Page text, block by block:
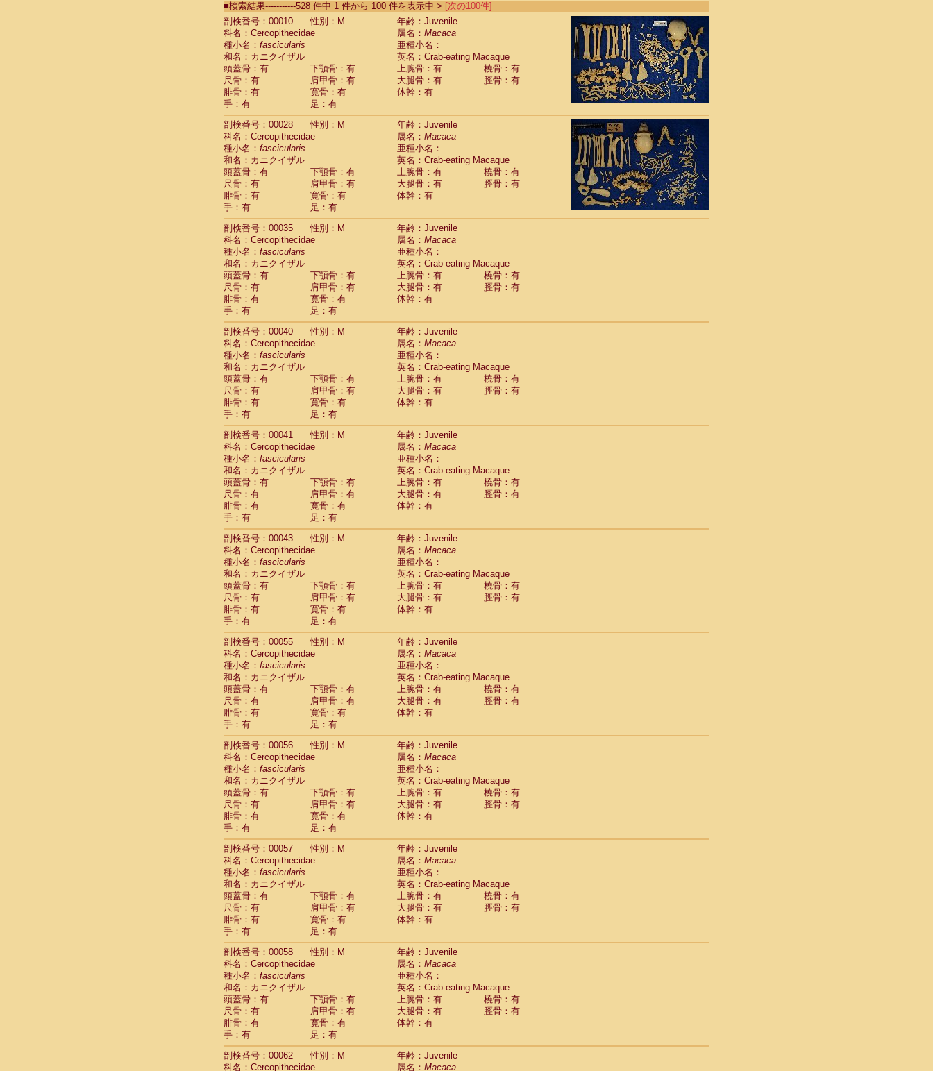
CebidaeSaguinus labiatus(0)
Cebidae Saguinus leucopus (4)
CebidaeSaguinus midas
CebidaeSaguinus mystax
CebidaeSaguinus nigricollis (13)
Cebidae Saguinus oedipus
Cebidae Saguinus weddelli
Cebidae Saguinusspp.
Cebidae Aotus trivirgatus
Cebidae Cebus albifrons
CebidaeCebus apella
CebidaeCebus capucinus
CebidaeCebus nigrivittatus
Cebidae Cebusspp.(0)
Cebidae Saimiri boliviensis
Cebidae Saimiri sciureus
Atelidae Alouatta caraya
AtelidaeAlouatta fusca
AtelidaeAlouatta seniculus
AtelidaeAlouatta
AtelidaeAteles belzebuth
Atelidae Ateles geoffroyi
Atelidae Ateles paniscus
Atelidae Atelesspp.
Atelidae Lagothrix lagothricha
AtelidaeLagothrix lagothricha cana(0)
Pitheciidae Cacajao calvus rubicundus(1)
PitheciidaeCallicebus cupreus(0)
Pitheciidae Callicebus donacophilus(0)
Pitheciidae Callicebus moloch(0)
Pitheciidae Callicebus torquatus(0)
Pitheciidae Callicebus
Pitheciidae Chiropotes satanas
Pitheciidae Pithecia monachus
Pitheciidae Pithecia pithecia (0)
Cercopithecidae Cercocebus agilis (0)
Cercopithecidae Cercocebus galeritus chrysogaster
Cercopithecidae Cercocebus torquatus atys(0)
CercopithecidaeCercocebus torquatus lunulatus(0)
CercopithecidaeCercocebus torquatus torquatus(0)
CercopithecidaeCercocebus hybrid(0)
CercopithecidaeCercocebus
CercopithecidaeLophocebus albigena
Cercopithecidae (0)
Cercopithecidae Papio cynocephalus (4)
Cercopithecidae Papio hamadryas(0)
CercopithecidaePapio papio
CercopithecidaePapio
CercopithecidaeMandrillus leucophaeus
CercopithecidaeMandrillus sphinx
CercopithecidaeTheropithecus gelada(1)
CercopithecidaeMacaca arctoides(1)
Cercopithecidae Macaca assamensis
Cercopithecidae Macaca brunnescens(0)
CercopithecidaeMacaca cyclopis (6)
CercopithecidaeMacaca fascicularis (135)
CercopithecidaeMacaca fuscaca fuscata
CercopithecidaeMacaca fuscata yakui
CercopithecidaeMacaca fuscatahybrid(0)
CercopithecidaeMacaca maura(1)
Cercopithecidae Macaca mulatta(45)
Cercopithecidae Macaca nemestrina(3)
Cercopithecidae Macaca nigra(1)
CercopithecidaeMacaca radiata(7)
CercopithecidaeMacaca silenus(0)
CercopithecidaeMacaca sinica (0)
CercopithecidaeMacaca sylvanus
CercopithecidaeMacaca thibetana (0)
Cercopithecidae Macaca tonkeana (0)
Cercopithecidae hybrid(1)
Cercopithecidae (0)
CercopithecidaeAllenopithecus nigroviridis
CercopithecidaeCercopithecus ascanius
CercopithecidaeCercopithecus ascanius schmidti
CercopithecidaeCercopithecus cephus
CercopithecidaeCercopithecus diana
CercopithecidaeCercopithecus hamlyni
Cercopithecidae Cercopithecus lhoesti
Cercopithecidae Cercopithecus mitis(0)
CercopithecidaeCercopithecus mitis doggetti
CercopithecidaeCercopithecus mitis albogularis(0)
CercopithecidaeCercopithecus mona
CercopithecidaeCercopithecus neglectus
CercopithecidaeCercopithecus nigroviridis(0)
CercopithecidaeCercopithecus petaurista buettikoferi
■検索結果-----------528 件中 1 件から 100 件を表示中 > [次の100件]
剖検番号：00010
性別：M
年齢：Juvenile
科名：Cercopithecidae
属名： Macaca
種小名： fascicularis
亜種小名：
和名：カニクイザル
英名：Crab-eating Macaque
頭蓋骨：有
下顎骨：有 上腕骨：有
橈骨：有
尺骨：有
肩甲骨：有 大腿骨：有
脛骨：有
腓骨：有
寛骨：有
体幹：有
手：有
足：有
剖検番号：00028
性別：M
年齢：Juvenile
科名：Cercopithecidae
属名： Macaca
種小名： fascicularis
亜種小名：
和名：カニクイザル
英名：Crab-eating Macaque
頭蓋骨：有
下顎骨：有 上腕骨：有
橈骨：有
尺骨：有
肩甲骨：有 大腿骨：有
脛骨：有
腓骨：有
寛骨：有
体幹：有
手：有
足：有
剖検番号：00035
性別：M
年齢：Juvenile
科名：Cercopithecidae
属名： Macaca
種小名： fascicularis
亜種小名：
和名：カニクイザル
英名：Crab-eating Macaque
頭蓋骨：有
下顎骨：有 上腕骨：有
橈骨：有
尺骨：有
肩甲骨：有 大腿骨：有
脛骨：有
腓骨：有
寛骨：有
体幹：有
手：有
足：有
剖検番号：00040
性別：M
年齢：Juvenile
科名：Cercopithecidae
属名： Macaca
種小名： fascicularis
亜種小名：
和名：カニクイザル
英名：Crab-eating Macaque
頭蓋骨：有
下顎骨：有 上腕骨：有
橈骨：有
尺骨：有
肩甲骨：有 大腿骨：有
脛骨：有
腓骨：有
寛骨：有
体幹：有
手：有
足：有
剖検番号：00041
性別：M
年齢：Juvenile
科名：Cercopithecidae
属名： Macaca
種小名： fascicularis
亜種小名：
和名：カニクイザル
英名：Crab-eating Macaque
頭蓋骨：有
下顎骨：有 上腕骨：有
橈骨：有
尺骨：有
肩甲骨：有 大腿骨：有
脛骨：有
腓骨：有
寛骨：有
体幹：有
手：有
足：有
剖検番号：00043
性別：M
年齢：Juvenile
科名：Cercopithecidae
属名： Macaca
種小名： fascicularis
亜種小名：
和名：カニクイザル
英名：Crab-eating Macaque
頭蓋骨：有
下顎骨：有 上腕骨：有
橈骨：有
尺骨：有
肩甲骨：有 大腿骨：有
脛骨：有
腓骨：有
寛骨：有
体幹：有
手：有
足：有
剖検番号：00055
性別：M
年齢：Juvenile
科名：Cercopithecidae
属名： Macaca
種小名： fascicularis
亜種小名：
和名：カニクイザル
英名：Crab-eating Macaque
頭蓋骨：有
下顎骨：有 上腕骨：有
橈骨：有
尺骨：有
肩甲骨：有 大腿骨：有
脛骨：有
腓骨：有
寛骨：有
体幹：有
手：有
足：有
剖検番号：00056
性別：M
年齢：Juvenile
科名：Cercopithecidae
属名： Macaca
種小名： fascicularis
亜種小名：
和名：カニクイザル
英名：Crab-eating Macaque
頭蓋骨：有
下顎骨：有 上腕骨：有
橈骨：有
尺骨：有
肩甲骨：有 大腿骨：有
脛骨：有
腓骨：有
寛骨：有
体幹：有
手：有
足：有
剖検番号：00057
性別：M
年齢：Juvenile
科名：Cercopithecidae
属名： Macaca
種小名： fascicularis
亜種小名：
和名：カニクイザル
英名：Crab-eating Macaque
頭蓋骨：有
下顎骨：有 上腕骨：有
橈骨：有
尺骨：有
肩甲骨：有 大腿骨：有
脛骨：有
腓骨：有
寛骨：有
体幹：有
手：有
足：有
剖検番号：00058
性別：M
年齢：Juvenile
科名：Cercopithecidae
属名： Macaca
種小名： fascicularis
亜種小名：
和名：カニクイザル
英名：Crab-eating Macaque
頭蓋骨：有
下顎骨：有 上腕骨：有
橈骨：有
尺骨：有
肩甲骨：有 大腿骨：有
脛骨：有
腓骨：有
寛骨：有
体幹：有
手：有
足：有
剖検番号：00062
性別：M
年齢：Juvenile
科名：Cercopithecidae
属名： Macaca